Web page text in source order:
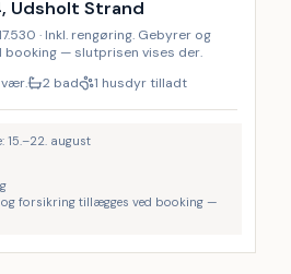
Udsholt Strand
· Inkl. rengøring. Gebyrer og
— slutprisen vises der.
2 bad
1 husdyr tilladt
15.–22. august
og forsikring tillægges ved booking —